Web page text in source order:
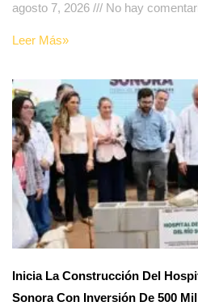
agosto 7, 2026
No hay
Leer Más»
Inicia La Construcción Del
Sonora Con Inversión De 500